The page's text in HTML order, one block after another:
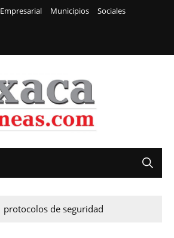
Empresarial Municipios
Sociales
protocolos de seguridad